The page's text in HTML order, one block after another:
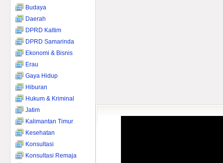
Budaya
Daerah
DPRD Kaltim
DPRD Samarinda
Ekonomi & Bisnis
Erau
Gaya Hidup
Hiburan
Hukum & Kriminal
Jatim
Kalimantan Timur
Kesehatan
Konsultasi
Konsultasi Remaja